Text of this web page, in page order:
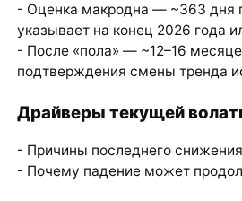
- Оценка макродна — ~363 дня
указывает на конец 2026 года
- После «пола» — ~12–16
подтверждения смены тренда
Драйверы текущей
- Причины последнего
- Почему падение может